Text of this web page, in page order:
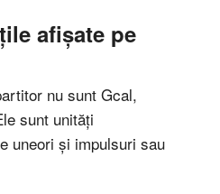
afișate pe
nu sunt Gcal,
sunt unități
uneori și impulsuri sau